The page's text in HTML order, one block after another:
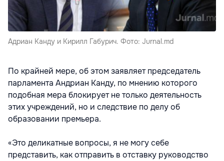
Адриан Канду и Кирилл Габурич. Фото: Jurnal.md
По крайней мере, об этом заявляет председатель
парламента Андриан Канду, по мнению которого
подобная мера блокирует не только деятельность
этих учреждений, но и следствие по делу об
образовании премьера.
«Это деликатные вопросы, я не могу себе
представить, как отправить в отставку руководство